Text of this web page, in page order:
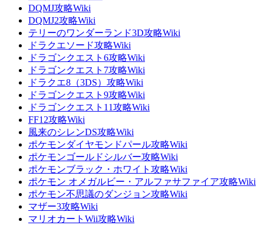
DQMJ攻略Wiki
DQMJ2攻略Wiki
テリーのワンダーランド3D攻略Wiki
ドラクエソード攻略Wiki
ドラゴンクエスト6攻略Wiki
ドラゴンクエスト7攻略Wiki
ドラクエ8（3DS）攻略Wiki
ドラゴンクエスト9攻略Wiki
ドラゴンクエスト11攻略Wiki
FF12攻略Wiki
風来のシレンDS攻略Wiki
ポケモンダイヤモンドパール攻略Wiki
ポケモンゴールドシルバー攻略Wiki
ポケモンブラック・ホワイト攻略Wiki
ポケモン オメガルビー・アルファサファイア攻略Wiki
ポケモン不思議のダンジョン攻略Wiki
マザー3攻略Wiki
マリオカートWii攻略Wiki